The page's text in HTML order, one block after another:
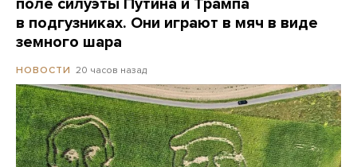
поле силуэты Путина и Трампа
в подгузниках. Они играют в мяч в виде
земного шара
НОВОСТИ 20 часов назад